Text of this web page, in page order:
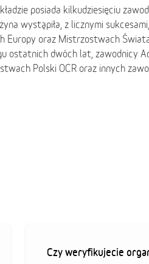
posiada kilkudziesięciu
wystąpiła, z licznymi
Europy oraz Mistrzostwach
ostatnich dwóch lat, zawodnicy
Polski OCR oraz innych
Czy weryfikujecie